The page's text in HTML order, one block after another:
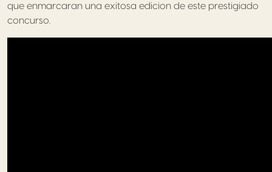
que enmarcaran una exitosa edicion de este prestigiado
concurso.